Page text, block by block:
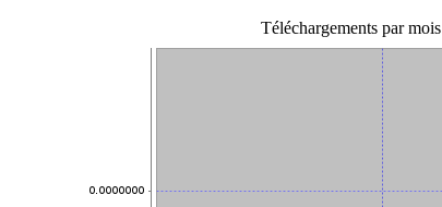
Téléchargements par mois